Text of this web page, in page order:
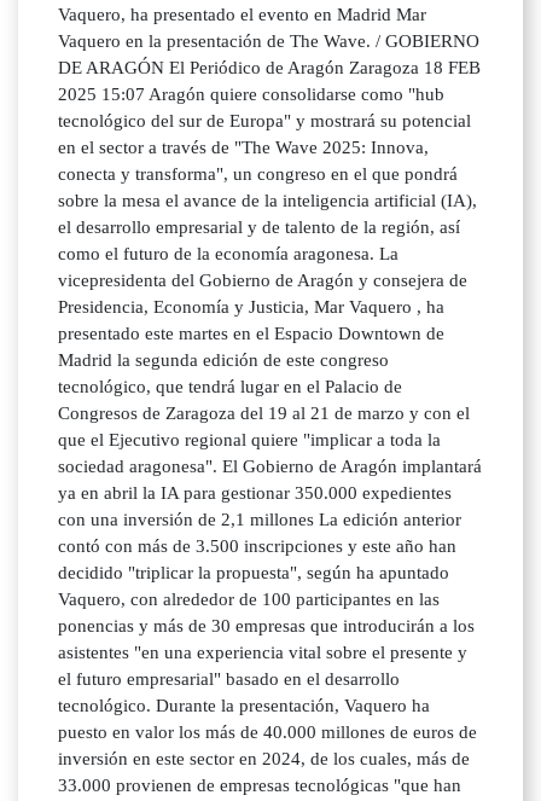
Vaquero, ha presentado el evento en Madrid Mar
Vaquero en la presentación de The Wave. / GOBIERNO
DE ARAGÓN El Periódico de Aragón Zaragoza 18 FEB
2025 15:07 Aragón quiere consolidarse como "hub
tecnológico del sur de Europa" y mostrará su potencial
en el sector a través de "The Wave 2025: Innova,
conecta y transforma", un congreso en el que pondrá
sobre la mesa el avance de la inteligencia artificial (IA),
el desarrollo empresarial y de talento de la región, así
como el futuro de la economía aragonesa. La
vicepresidenta del Gobierno de Aragón y consejera de
Presidencia, Economía y Justicia, Mar Vaquero , ha
presentado este martes en el Espacio Downtown de
Madrid la segunda edición de este congreso
tecnológico, que tendrá lugar en el Palacio de
Congresos de Zaragoza del 19 al 21 de marzo y con el
que el Ejecutivo regional quiere "implicar a toda la
sociedad aragonesa". El Gobierno de Aragón implantará
ya en abril la IA para gestionar 350.000 expedientes
con una inversión de 2,1 millones La edición anterior
contó con más de 3.500 inscripciones y este año han
decidido "triplicar la propuesta", según ha apuntado
Vaquero, con alrededor de 100 participantes en las
ponencias y más de 30 empresas que introducirán a los
asistentes "en una experiencia vital sobre el presente y
el futuro empresarial" basado en el desarrollo
tecnológico. Durante la presentación, Vaquero ha
puesto en valor los más de 40.000 millones de euros de
inversión en este sector en 2024, de los cuales, más de
33.000 provienen de empresas tecnológicas "que han